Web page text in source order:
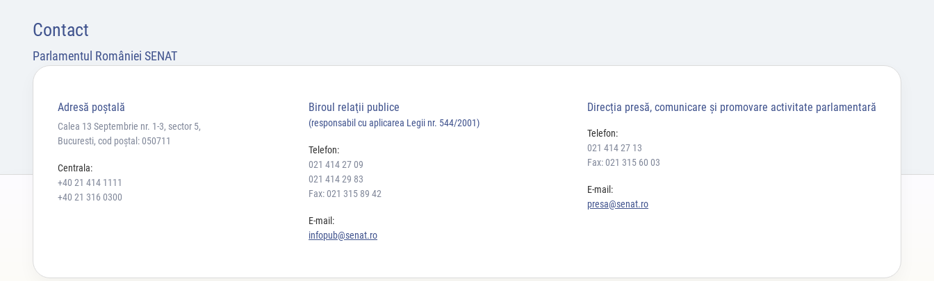
Contact
Parlamentul României SENAT
Adresă poştală
Calea 13 Septembrie nr. 1-3, sector 5,
Bucuresti, cod poștal: 050711
Centrala:
+40 21 414 1111
+40 21 316 0300
Biroul relaţii publice
(responsabil cu aplicarea Legii nr. 544/2001)
Telefon:
021 414 27 09
021 414 29 83
Fax: 021 315 89 42
E-mail:
infopub@senat.ro
Direcția presă, comunicare și promovare activitate parlamentară
Telefon:
021 414 27 13
Fax: 021 315 60 03
E-mail:
presa@senat.ro